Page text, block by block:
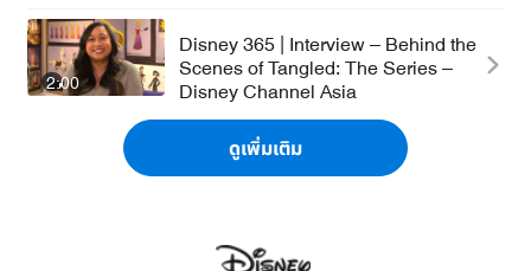
2:00
Disney 365 | Interview – Behind the
Scenes of Tangled: The Series –
Disney Channel Asia
ดูเพิ่มเติม